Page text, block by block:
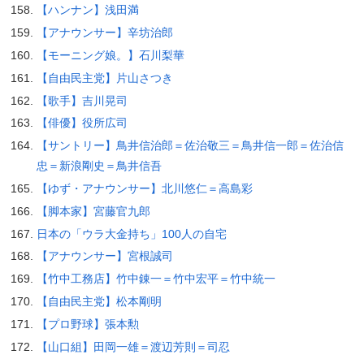
【ハンナン】浅田満
【アナウンサー】辛坊治郎
【モーニング娘。】石川梨華
【自由民主党】片山さつき
【歌手】吉川晃司
【俳優】役所広司
【サントリー】鳥井信治郎＝佐治敬三＝鳥井信一郎＝佐治信
忠＝新浪剛史＝鳥井信吾
【ゆず・アナウンサー】北川悠仁＝高島彩
【脚本家】宮藤官九郎
日本の「ウラ大金持ち」100人の自宅
【アナウンサー】宮根誠司
【竹中工務店】竹中錬一＝竹中宏平＝竹中統一
【自由民主党】松本剛明
【プロ野球】張本勲
【山口組】田岡一雄＝渡辺芳則＝司忍